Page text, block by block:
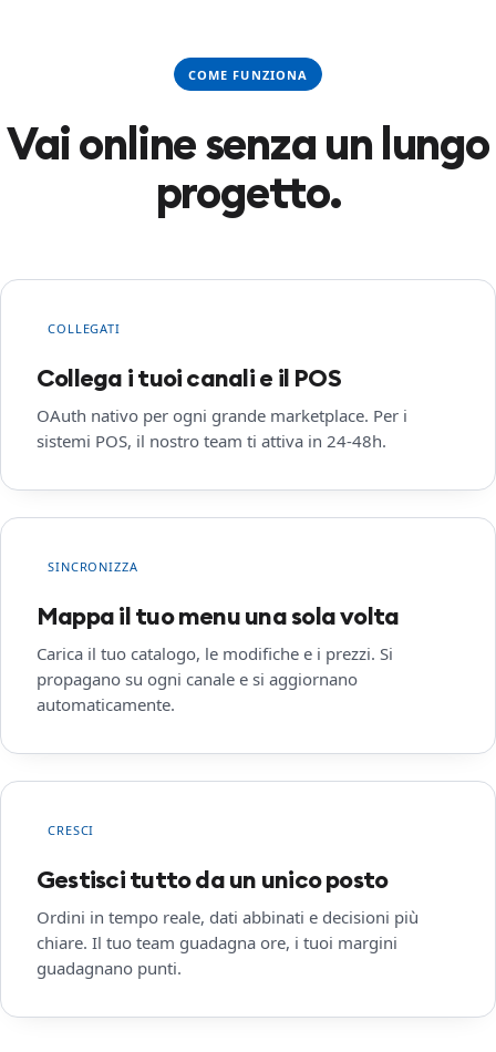
COME FUNZIONA
Vai online senza un lungo
progetto.
COLLEGATI
Collega i tuoi canali e il POS
OAuth nativo per ogni grande marketplace. Per i
sistemi POS, il nostro team ti attiva in 24-48h.
SINCRONIZZA
Mappa il tuo menu una sola volta
Carica il tuo catalogo, le modifiche e i prezzi. Si
propagano su ogni canale e si aggiornano
automaticamente.
CRESCI
Gestisci tutto da un unico posto
Ordini in tempo reale, dati abbinati e decisioni più
chiare. Il tuo team guadagna ore, i tuoi margini
guadagnano punti.